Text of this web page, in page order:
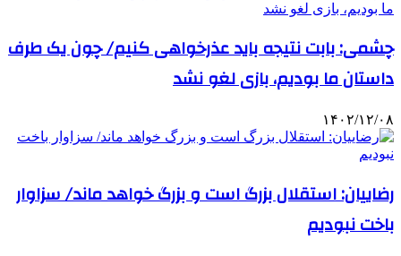
چشمی: بابت نتیجه باید عذرخواهی کنیم/ چون یک طرف
داستان ما بودیم، بازی لغو نشد
۱۴۰۲/۱۲/۰۸
رضاییان: استقلال بزرگ است و بزرگ خواهد ماند/ سزاوار
باخت نبودیم